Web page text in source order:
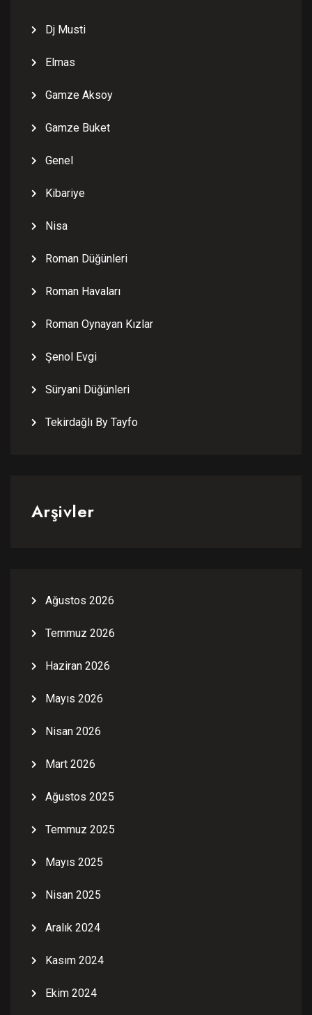
Dj Musti
Elmas
Gamze Aksoy
Gamze Buket
Genel
Kibariye
Nisa
Roman Düğünleri
Roman Havaları
Roman Oynayan Kızlar
Şenol Evgi
Süryani Düğünleri
Tekirdağlı By Tayfo
Arşivler
Ağustos 2026
Temmuz 2026
Haziran 2026
Mayıs 2026
Nisan 2026
Mart 2026
Ağustos 2025
Temmuz 2025
Mayıs 2025
Nisan 2025
Aralık 2024
Kasım 2024
Ekim 2024